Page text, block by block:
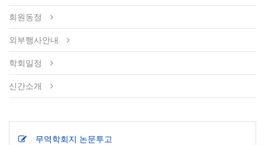
회원동정
외부행사안내
학회일정
신간소개
무역학회지 논문투고